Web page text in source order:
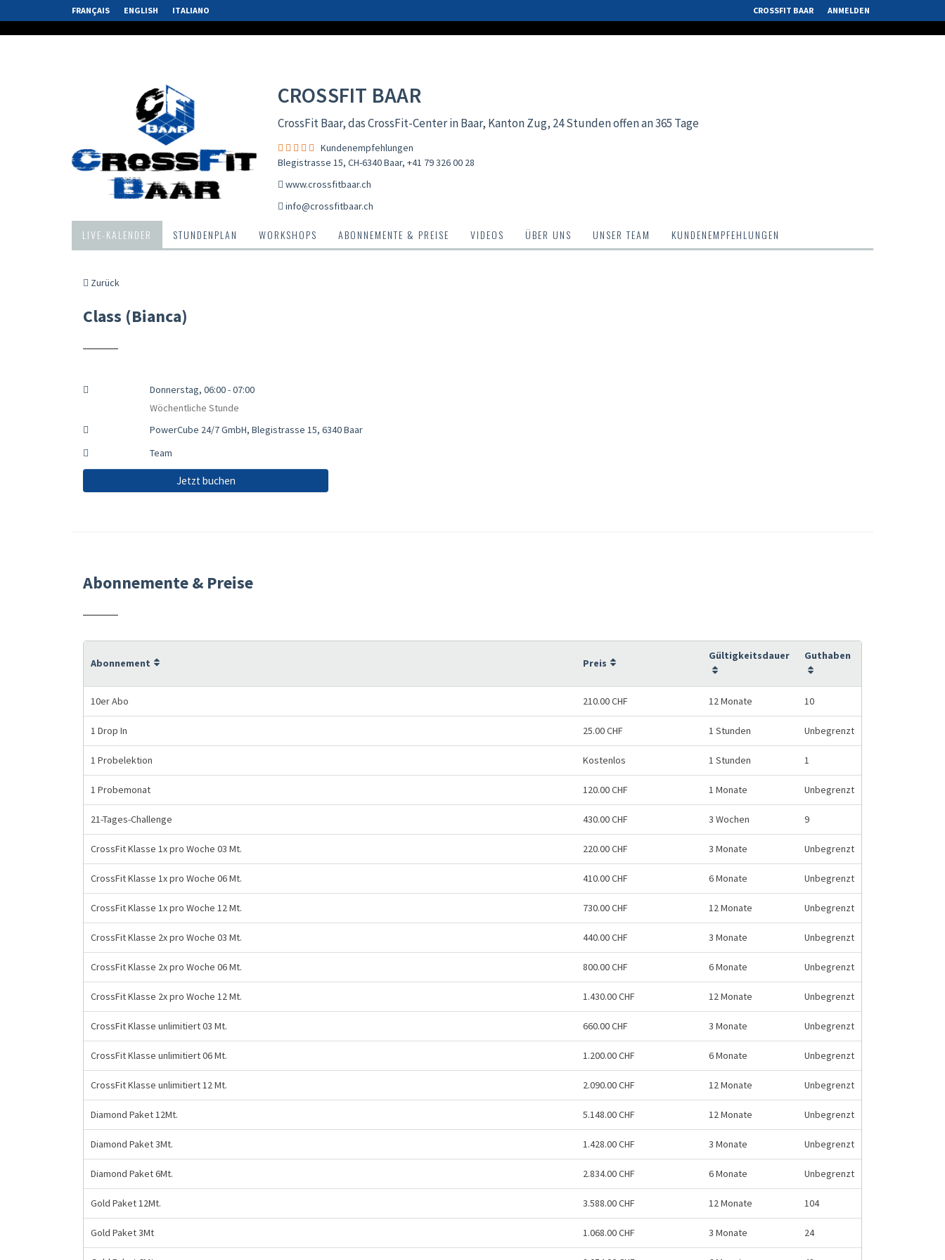
FRANÇAIS ENGLISH ITALIANO CROSSFIT BAAR ANMELDEN
CROSSFIT BAAR
CrossFit Baar, das CrossFit-Center in Baar, Kanton Zug, 24 Stunden offen an 365 Tage
Kundenempfehlungen
Blegistrasse 15, CH-6340 Baar, +41 79 326 00 28
www.crossfitbaar.ch
info@crossfitbaar.ch
LIVE-KALENDER STUNDENPLAN WORKSHOPS ABONNEMENTE & PREISE VIDEOS ÜBER UNS UNSER TEAM KUNDENEMPFEHLUNGEN
Zurück
Class (Bianca)
Donnerstag, 06:00 - 07:00
Wöchentliche Stunde
PowerCube 24/7 GmbH, Blegistrasse 15, 6340 Baar
Team
Jetzt buchen
Abonnemente & Preise
Abonnement Preis
Gültigkeitsdauer Guthaben
10er Abo 210.00 CHF 12 Monate 10
1 Drop In 25.00 CHF 1 Stunden Unbegrenzt
1 Probelektion Kostenlos 1 Stunden 1
1 Probemonat 120.00 CHF 1 Monate Unbegrenzt
21-Tages-Challenge 430.00 CHF 3 Wochen 9
CrossFit Klasse 1x pro Woche 03 Mt. 220.00 CHF 3 Monate Unbegrenzt
CrossFit Klasse 1x pro Woche 06 Mt. 410.00 CHF 6 Monate Unbegrenzt
CrossFit Klasse 1x pro Woche 12 Mt. 730.00 CHF 12 Monate Unbegrenzt
CrossFit Klasse 2x pro Woche 03 Mt. 440.00 CHF 3 Monate Unbegrenzt
CrossFit Klasse 2x pro Woche 06 Mt. 800.00 CHF 6 Monate Unbegrenzt
CrossFit Klasse 2x pro Woche 12 Mt. 1.430.00 CHF 12 Monate Unbegrenzt
CrossFit Klasse unlimitiert 03 Mt. 660.00 CHF 3 Monate Unbegrenzt
CrossFit Klasse unlimitiert 06 Mt. 1.200.00 CHF 6 Monate Unbegrenzt
CrossFit Klasse unlimitiert 12 Mt. 2.090.00 CHF 12 Monate Unbegrenzt
Diamond Paket 12Mt. 5.148.00 CHF 12 Monate Unbegrenzt
Diamond Paket 3Mt. 1.428.00 CHF 3 Monate Unbegrenzt
Diamond Paket 6Mt. 2.834.00 CHF 6 Monate Unbegrenzt
Gold Paket 12Mt. 3.588.00 CHF 12 Monate 104
Gold Paket 3Mt 1.068.00 CHF 3 Monate 24